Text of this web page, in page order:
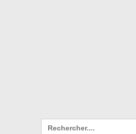
Search
for: